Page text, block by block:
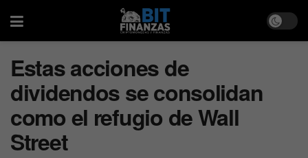
Estas acciones de
dividendos se consolidan
como el refugio de Wall
Street